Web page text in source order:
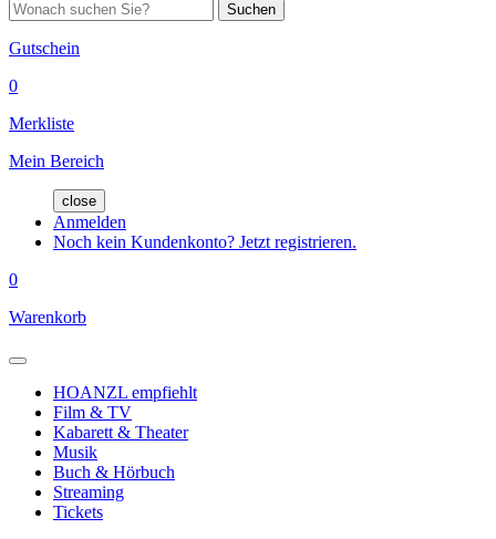
Suchen
Gutschein
0
Merkliste
Mein Bereich
close
Anmelden
Noch kein Kundenkonto? Jetzt registrieren.
0
Warenkorb
HOANZL empfiehlt
Film & TV
Kabarett & Theater
Musik
Buch & Hörbuch
Streaming
Tickets